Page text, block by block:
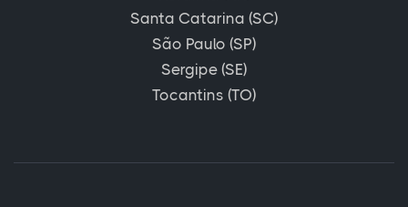
Santa Catarina (SC)
São Paulo (SP)
Sergipe (SE)
Tocantins (TO)